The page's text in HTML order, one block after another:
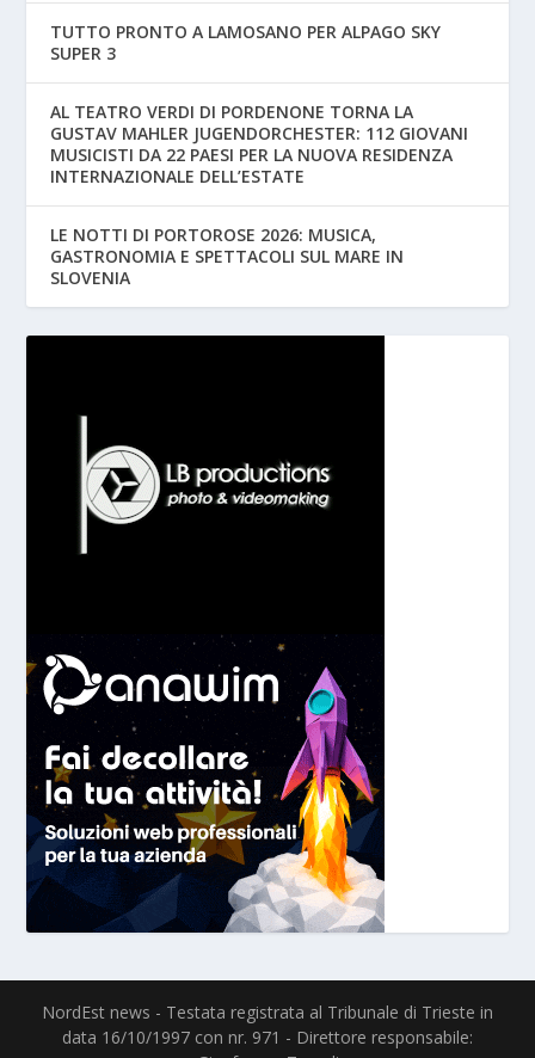
TUTTO PRONTO A LAMOSANO PER ALPAGO SKY
SUPER 3
AL TEATRO VERDI DI PORDENONE TORNA LA
GUSTAV MAHLER JUGENDORCHESTER: 112 GIOVANI
MUSICISTI DA 22 PAESI PER LA NUOVA RESIDENZA
INTERNAZIONALE DELL’ESTATE
LE NOTTI DI PORTOROSE 2026: MUSICA,
GASTRONOMIA E SPETTACOLI SUL MARE IN
SLOVENIA
NordEst news - Testata registrata al Tribunale di Trieste in
data 16/10/1997 con nr. 971 - Direttore responsabile: